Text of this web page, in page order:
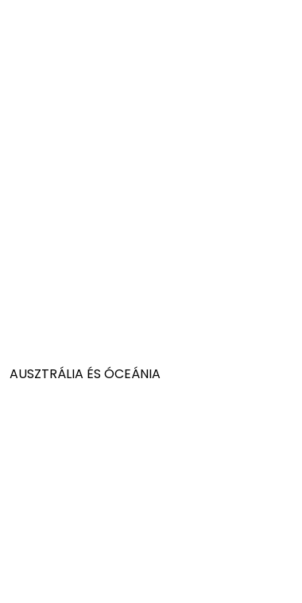
AUSZTRÁLIA ÉS ÓCEÁNIA